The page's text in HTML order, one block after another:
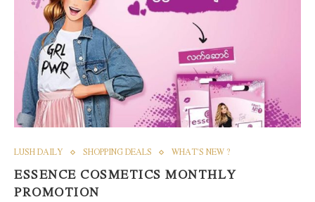
LUSH DAILY SHOPPING DEALS WHAT'S NEW ?
ESSENCE COSMETICS MONTHLY
PROMOTION